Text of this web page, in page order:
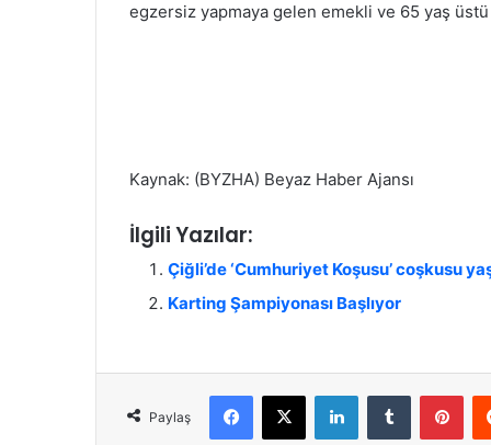
egzersiz yapmaya gelen emekli ve 65 yaş
Kaynak: (BYZHA) Beyaz Haber Ajansı
İlgili Yazılar:
Çiğli’de ‘Cumhuriyet Koşusu’ coşkusu
Karting Şampiyonası Başlıyor
Paylaş